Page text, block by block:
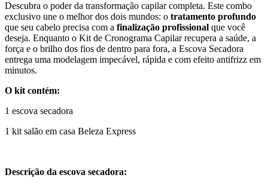
Descubra o poder da transformação capilar completa. Este combo
exclusivo une o melhor dos dois mundos: o tratamento profundo
que seu cabelo precisa com a finalização profissional que você
deseja. Enquanto o Kit de Cronograma Capilar recupera a saúde, a
força e o brilho dos fios de dentro para fora, a Escova Secadora
entrega uma modelagem impecável, rápida e com efeito antifrizz em
minutos.
O kit contém:
1 escova secadora
1 kit salão em casa Beleza Express
Descrição da escova secadora: